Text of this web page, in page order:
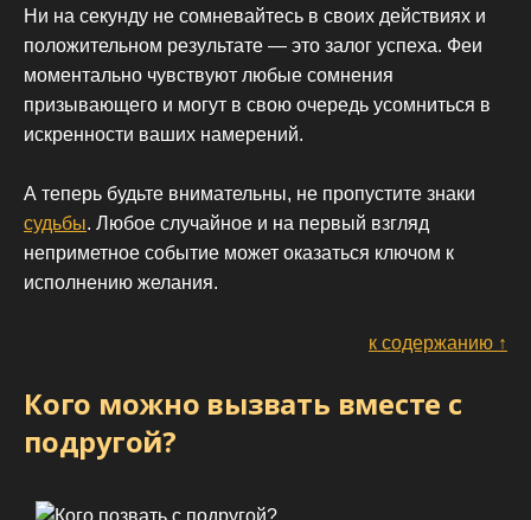
Ни на секунду не сомневайтесь в своих действиях и
положительном результате — это залог успеха. Феи
моментально чувствуют любые сомнения
призывающего и могут в свою очередь усомниться в
искренности ваших намерений.
А теперь будьте внимательны, не пропустите знаки
судьбы. Любое случайное и на первый взгляд
неприметное событие может оказаться ключом к
исполнению желания.
к содержанию ↑
Кого можно вызвать вместе с
подругой?